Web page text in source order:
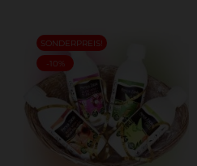
SONDERPREIS!
-10%